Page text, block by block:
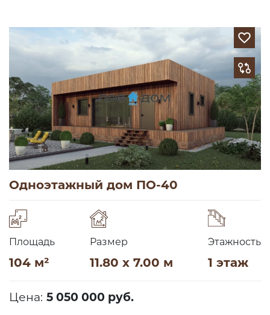
Одноэтажный дом ПО-40
Площадь
104 м²
Размер
11.80 x 7.00 м
Этажность
1 этаж
Цена: 5 050 000 руб.